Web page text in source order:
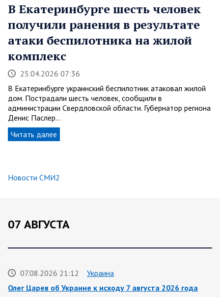
В Екатеринбурге шесть человек
получили ранения в результате
атаки беспилотника на жилой
комплекс
25.04.2026 07:36
В Екатеринбурге украинский беспилотник атаковал жилой
дом. Пострадали шесть человек, сообщили в
администрации Свердловской области. Губернатор региона
Денис Паслер…
Читать далее
Новости СМИ2
07 АВГУСТА
07.08.2026 21:12
Украина
Олег Царев об Украине к исходу 7 августа 2026 года